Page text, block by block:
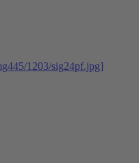
1203/sig24pf.jpg]